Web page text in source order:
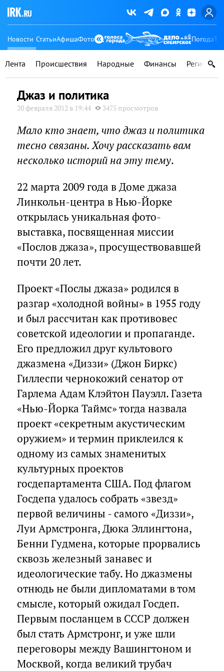
Новости СтатьиАфишаФото Погода
Лента Происшествия Народные Финансы Регионы
Джаз и политика
20 февраля 2012 в 19:44 3475 просмотров
Мало кто знает, что джаз и политика
тесно связаны. Хочу рассказать вам
несколько историй на эту тему.
22 марта 2009 года в Доме джаза
Линкольн-центра в Нью-Йорке
открылась уникальная фото-
выставка, посвященная миссии
«Послов джаза», просуществовавшей
почти 20 лет.
Проект «Послы джаза» родился в
разгар «холодной войны» в 1955 году
и был рассчитан как противовес
советской идеологии и пропаганде.
Его предложил друг культового
джазмена «Диззи» (Джон Биркс)
Гиллеспи чернокожий сенатор от
Гарлема Адам Клэйтон Пауэлл. Газета
«Нью-Йорка Таймс» тогда назвала
проект «секретным акустическим
оружием» и термин приклеился к
одному из самых знаменитых
культурных проектов
госдепартамента США. Под флагом
Госдепа удалось собрать «звезд»
первой величины - самого «Диззи»,
Луи Армстронга, Дюка Эллингтона,
Бенни Гудмена, которые прорвались
сквозь железный занавес и
идеологические табу. Но джазмены
отнюдь не были дипломатами в том
смысле, который ожидал Госдеп.
Первым посланцем в СССР должен
был стать Армстронг, и уже шли
переговоры между Вашингтоном и
Москвой, когда великий трубач